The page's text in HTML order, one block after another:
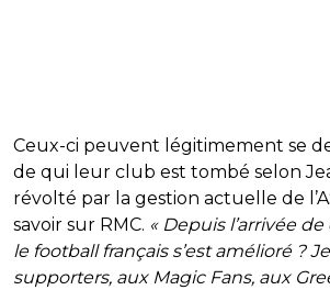
Ceux-ci peuvent légitimement se
de qui leur club est tombé selon
révolté par la gestion actuelle de
savoir sur RMC. « Depuis l’arrivée
le football français s’est amélioré ?
supporters, aux Magic Fans, aux